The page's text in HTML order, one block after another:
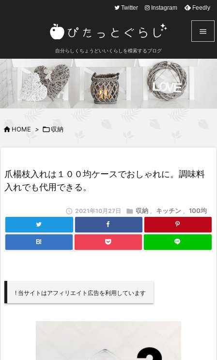
自分らしくちょうどいいくらしを模索するブログ


Twitter Instagram Feedly
 HOME > 収納
爪楊枝入れは１００均ケースでおしゃれに。調味料
入れでも代用できる。
 2021年10月27日  収納 キッチン 100均
B!
! 当サイトはアフィリエイト広告を利用しています